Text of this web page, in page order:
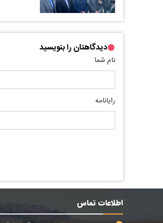
دیدگاهتان را بنویسید
نام شما
رایانامه
اطلاعات تماس